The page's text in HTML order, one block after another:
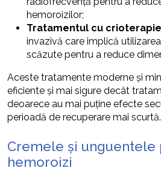
hemoroizilor;
Tratamentul cu crioterapie
invazivă care implică
scăzute pentru a reduce
Aceste tratamente moderne și
eficiente și mai sigure decât
deoarece au mai puține efecte
perioadă de recuperare mai scurtă.
Cremele și unguentele
hemoroizi